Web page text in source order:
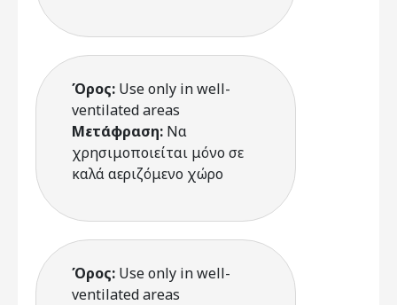
Όρος: Use only in well-
ventilated areas
Μετάφραση: Να
χρησιμοποιείται μόνο σε
καλά αεριζόμενο χώρο
Όρος: Use only in well-
ventilated areas